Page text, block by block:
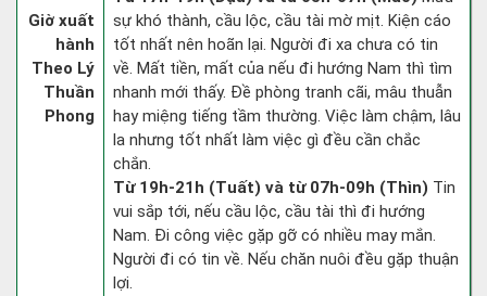
Giờ xuất
hành
Theo Lý
Thuần
Phong
sự khó thành, cầu lộc, cầu tài mờ mịt. Kiện cáo
tốt nhất nên hoãn lại. Người đi xa chưa có tin
về. Mất tiền, mất của nếu đi hướng Nam thì tìm
nhanh mới thấy. Đề phòng tranh cãi, mâu thuẫn
hay miệng tiếng tầm thường. Việc làm chậm, lâu
la nhưng tốt nhất làm việc gì đều cần chắc
chắn.
Từ 19h-21h (Tuất) và từ 07h-09h (Thìn) Tin
vui sắp tới, nếu cầu lộc, cầu tài thì đi hướng
Nam. Đi công việc gặp gỡ có nhiều may mắn.
Người đi có tin về. Nếu chăn nuôi đều gặp thuận
lợi.